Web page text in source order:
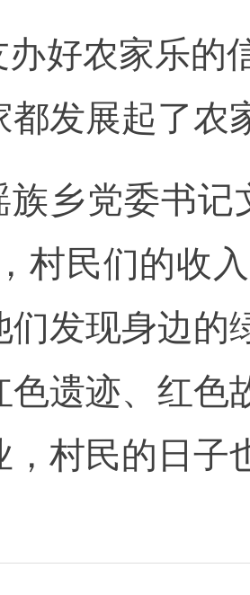
办好农家乐的
都发展起了农
族乡党委书记
村民们的收
们发现身边的
色遗迹、红色
，村民的日子